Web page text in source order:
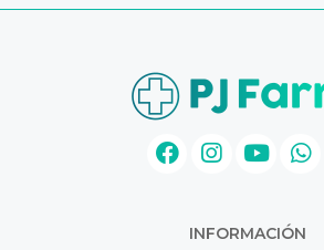
INFORMACIÓN